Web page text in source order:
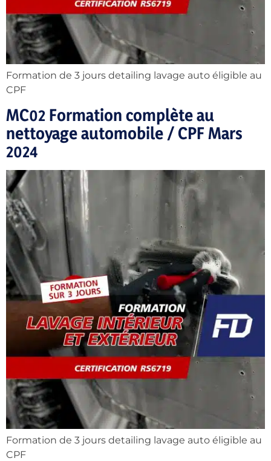
Formation de 3 jours detailing lavage auto éligible au
CPF
MC02 Formation complète au
nettoyage automobile / CPF Mars
2024
Formation de 3 jours detailing lavage auto éligible au
CPF